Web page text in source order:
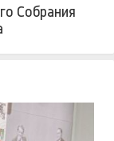
Собрания